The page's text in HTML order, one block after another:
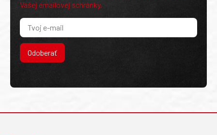
Vašej emailovej schránky.
Odoberať